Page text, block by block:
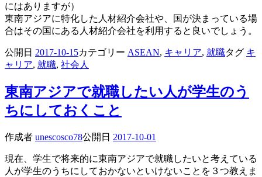
にはありますが）
東南アジアに特化した人材紹介会社や、国が決まっている場
合はその国にある人材紹介会社を利用すると良いでしょう。
公開日 2017-10-15カテゴリー ASEAN, キャリア, 就職タグ キ
ャリア, 就職, 社会人
東南アジアで就職したい人が学生のう
ちにしておくこと
作成者 unescosco78公開日 2017-10-01
現在、学生で将来的に東南アジアで就職したいと考えている
人が学生のうちにしておかないといけないことを３つ教えま